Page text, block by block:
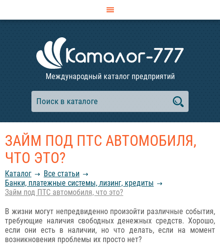
Международный каталог предприятий
ЗАЙМ ПОД ПТС АВТОМОБИЛЯ,
ЧТО ЭТО?
Каталог
Все статьи
Банки, платежные системы, лизинг, кредиты
Займ под ПТС автомобиля, что это?
В жизни могут непредвиденно произойти различные события,
требующие наличия свободных денежных средств. Хорошо,
если они есть в наличии, но что делать, если на момент
возникновения проблемы их просто нет?